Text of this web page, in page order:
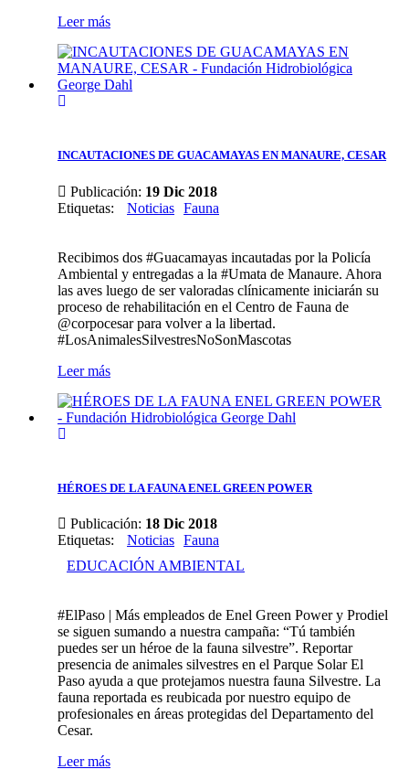
Leer más
INCAUTACIONES DE GUACAMAYAS EN MANAURE, CESAR
Publicación: 19 Dic 2018
Etiquetas: Noticias Fauna
Recibimos dos #Guacamayas incautadas por la Policía
Ambiental y entregadas a la #Umata de Manaure. Ahora
las aves luego de ser valoradas clínicamente iniciarán su
proceso de rehabilitación en el Centro de Fauna de
@corpocesar para volver a la libertad.
#LosAnimalesSilvestresNoSonMascotas
Leer más
HÉROES DE LA FAUNA ENEL GREEN POWER
Publicación: 18 Dic 2018
Etiquetas: Noticias Fauna
EDUCACIÓN AMBIENTAL
#ElPaso | Más empleados de Enel Green Power y Prodiel
se siguen sumando a nuestra campaña: “Tú también
puedes ser un héroe de la fauna silvestre”. Reportar
presencia de animales silvestres en el Parque Solar El
Paso ayuda a que protejamos nuestra fauna Silvestre. La
fauna reportada es reubicada por nuestro equipo de
profesionales en áreas protegidas del Departamento del
Cesar.
Leer más